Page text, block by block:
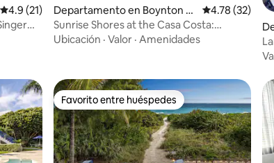
Calificación promedio: 4.9 de 5; 21 evaluaciones
4.9 (21)
Departamento en Boynton B
each
Calificación
4.78 (32)
Sunrise Shores at the Casa Costa:
observa el amanecer
Ubicación · Valor · Amenidades
ch
Favorito entre huéspedes
Favorito entre huéspedes